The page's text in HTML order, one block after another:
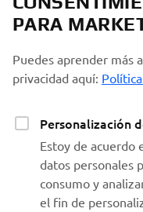
PARA
Puedes aprender más
privacidad aquí:
Personalización
Estoy de acuerdo
datos personales
consumo y
el fin de